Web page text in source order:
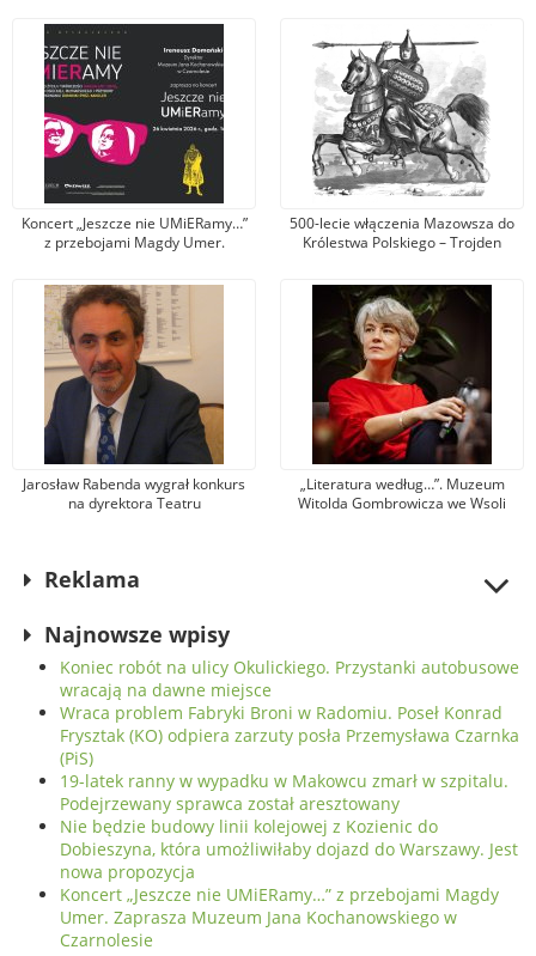
Koncert „Jeszcze nie UMiERamy…”
z przebojami Magdy Umer.
Kochanowskiego w Czarnolesie
500-lecie włączenia Mazowsza do
Królestwa Polskiego – Trojden
Jarosław Rabenda wygrał konkurs
na dyrektora Teatru
„Literatura według…”. Muzeum
Witolda Gombrowicza we Wsoli
Reklama
Najnowsze wpisy
Koniec robót na ulicy Okulickiego. Przystanki autobusowe
wracają na dawne miejsce
Wraca problem Fabryki Broni w Radomiu. Poseł Konrad
Frysztak (KO) odpiera zarzuty posła Przemysława Czarnka
(PiS)
19-latek ranny w wypadku w Makowcu zmarł w szpitalu.
Podejrzewany sprawca został aresztowany
Nie będzie budowy linii kolejowej z Kozienic do
Dobieszyna, która umożliwiłaby dojazd do Warszawy. Jest
nowa propozycja
Koncert „Jeszcze nie UMiERamy…” z przebojami Magdy
Umer. Zaprasza Muzeum Jana Kochanowskiego w
Czarnolesie